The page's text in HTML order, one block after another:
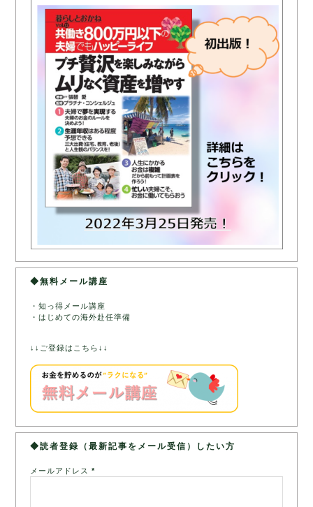
◆無料メール講座
・知っ得メール講座
・はじめての海外赴任準備
↓↓ご登録はこちら↓↓
◆読者登録（最新記事をメール受信）したい方
メールアドレス*